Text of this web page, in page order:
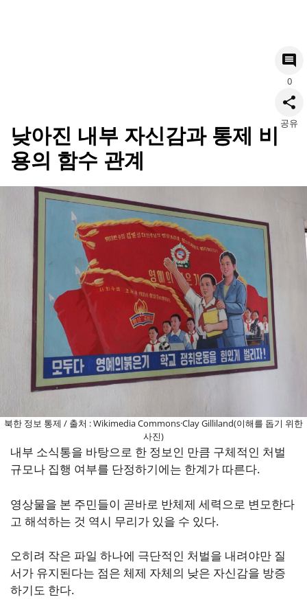
낮아진 내부 자신감과 통제 비
용의 함수 관계
북한 정보 통제 / 출처 : Wikimedia Commons·Clay Gilliland(이해를 돕기 위한
사진)
내부 소식통을 바탕으로 한 정보인 만큼 구체적인 처벌
규모나 집행 여부를 단정하기에는 한계가 따른다.
영상물을 본 주민들이 곧바로 반체제 세력으로 변모한다
고 해석하는 것 역시 무리가 있을 수 있다.
오히려 작은 파일 하나에 극단적인 처벌을 내려야만 질
서가 유지된다는 점은 체제 자체의 낮은 자신감을 방증
하기도 한다.
0
공유